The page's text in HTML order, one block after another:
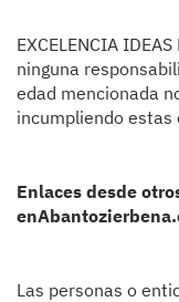
EXCELENCIA
ninguna
edad mencionada
incumpliendo estas
Enlaces desde
Las personas o